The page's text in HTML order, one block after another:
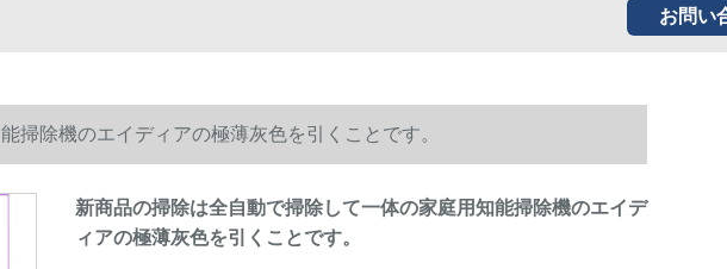
お問い
掃除機のエイディアの極薄灰色を引くことです。
新商品の掃除は全自動で掃除して一体の家庭用知能掃除機のエイデ
ィアの極薄灰色を引くことです。